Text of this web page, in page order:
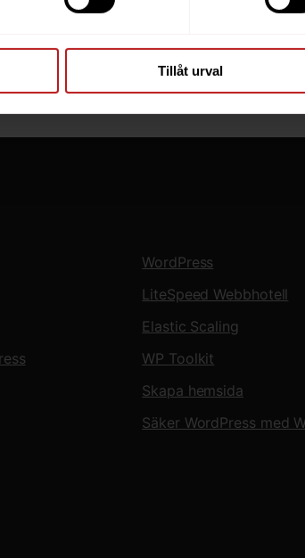
Tillåt urval
the most common reasons for a
WordPress
LiteSpeed Webbhotell
Elastic Scaling
WP Toolkit
Skapa hemsida
Säker WordPress med